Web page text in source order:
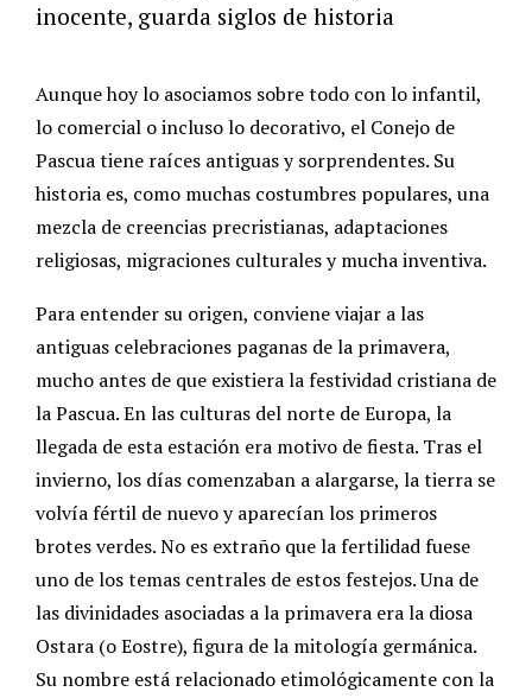
inocente, guarda siglos de historia
Aunque hoy lo asociamos sobre todo con lo infantil,
lo comercial o incluso lo decorativo, el Conejo de
Pascua tiene raíces antiguas y sorprendentes. Su
historia es, como muchas costumbres populares, una
mezcla de creencias precristianas, adaptaciones
religiosas, migraciones culturales y mucha inventiva.
Para entender su origen, conviene viajar a las
antiguas celebraciones paganas de la primavera,
mucho antes de que existiera la festividad cristiana de
la Pascua. En las culturas del norte de Europa, la
llegada de esta estación era motivo de fiesta. Tras el
invierno, los días comenzaban a alargarse, la tierra se
volvía fértil de nuevo y aparecían los primeros
brotes verdes. No es extraño que la fertilidad fuese
uno de los temas centrales de estos festejos. Una de
las divinidades asociadas a la primavera era la diosa
Ostara (o Eostre), figura de la mitología germánica.
Su nombre está relacionado etimológicamente con la